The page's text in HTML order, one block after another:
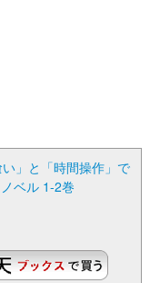
」と「時間操作」で
ベル 1-2巻